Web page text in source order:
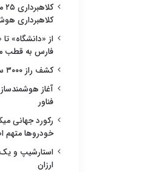
کلاهبرداری
از «دانشگاه»
فارس به قطب
کشف راز ۳۰۰۰ ساله آشوریان
آغاز
فناور
رکورد جهانی
خودروها متهم
استارشیپ و
ارزان